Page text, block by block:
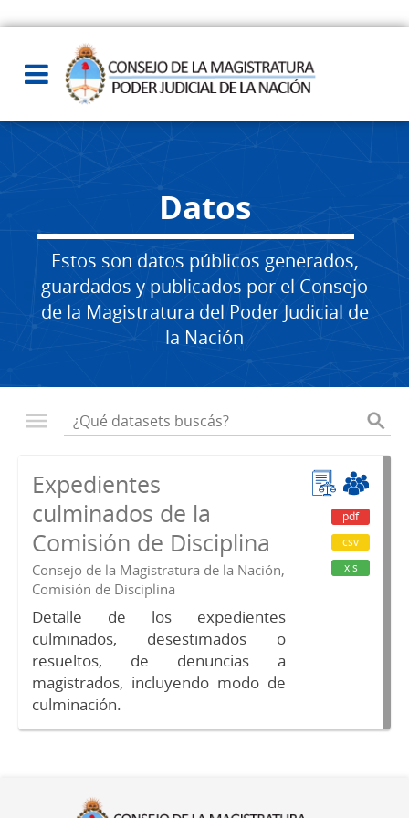
Datos
Estos son datos públicos generados,
guardados y publicados por el Consejo
de la Magistratura del Poder Judicial de
la Nación
Expedientes
culminados de la
Comisión de Disciplina
Consejo de la Magistratura de la Nación,
Comisión de Disciplina
Detalle de los expedientes
culminados, desestimados o
resueltos, de denuncias a
magistrados, incluyendo modo de
culminación.
pdf
csv
xls